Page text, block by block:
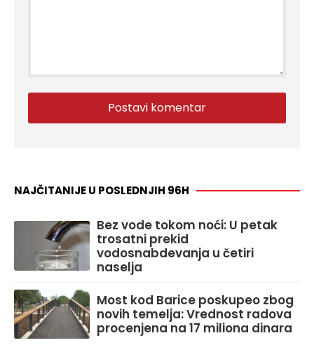
NAJČITANIJE U POSLEDNJIH 96H
Bez vode tokom noći: U petak
trosatni prekid
vodosnabdevanja u četiri
naselja
Most kod Barice poskupeo zbog
novih temelja: Vrednost radova
procenjena na 17 miliona dinara